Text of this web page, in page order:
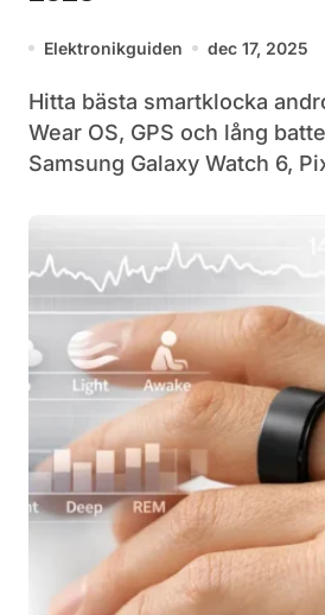
Elektronikguiden dec 17, 2025
Hitta bästa smartklocka android 2025 med
Wear OS, GPS och lång
Samsung Galaxy Watch 6,